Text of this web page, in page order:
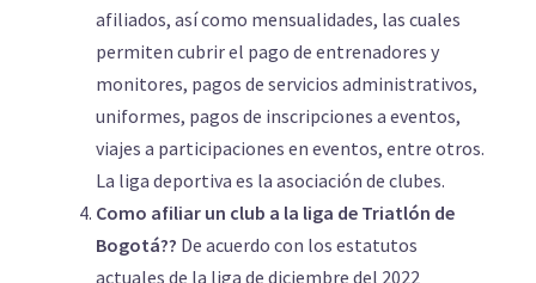
afiliados, así como mensualidades, las cuales
permiten cubrir el pago de entrenadores y
monitores, pagos de servicios administrativos,
uniformes, pagos de inscripciones a eventos,
viajes a participaciones en eventos, entre otros.
La liga deportiva es la asociación de clubes.
Como afiliar un club a la liga de Triatlón de
Bogotá?? De acuerdo con los estatutos
actuales de la liga de diciembre del 2022